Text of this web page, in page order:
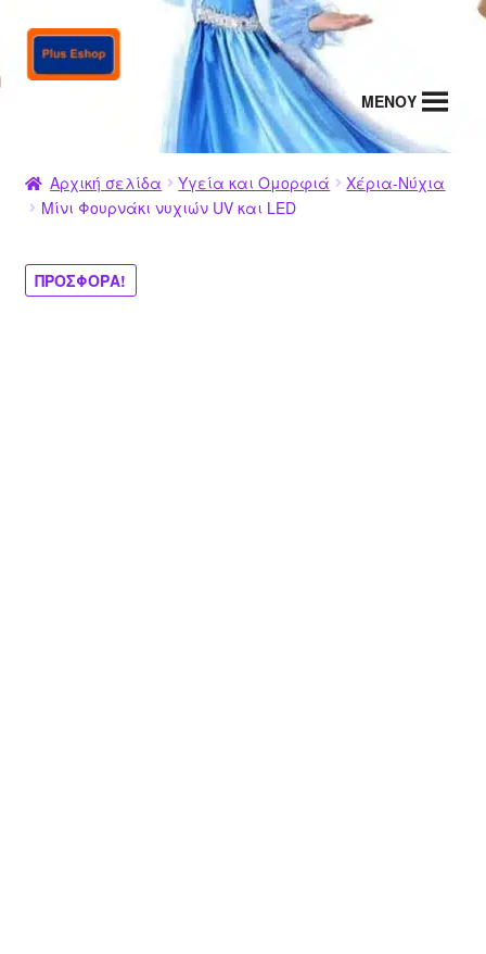
Απευθείας
μετάβαση
Μετάβαση
σε
MENΟΥ
Αρχική σελίδα Υγεία και Ομορφιά
Χέρια-Νύχια
Μίνι Φουρνάκι νυχιών UV και LED
ΠΡΟΣΦΟΡΆ!